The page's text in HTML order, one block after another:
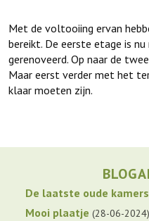
Met de voltooiing ervan
bereikt. De eerste etage is
gerenoveerd. Op naar de
Maar eerst verder met het
klaar moeten zijn.
De laatste oude kamers
Mooi plaatje 28-06-2024